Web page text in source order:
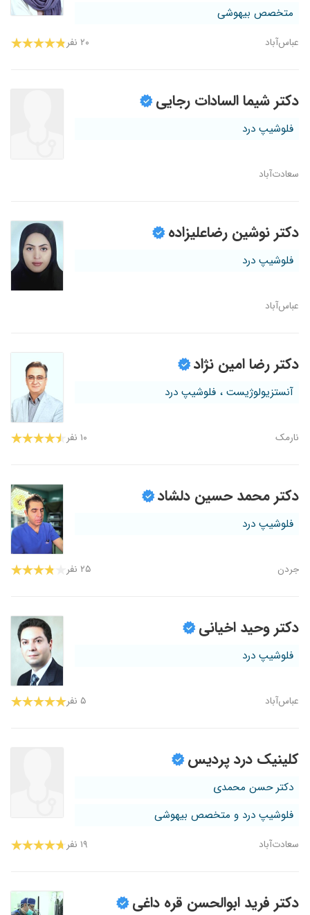
متخصص بیهوشی
عباس‌آباد ۲۰ نفر
دکتر شیما السادات رجایی
فلوشیپ درد
سعادت‌آباد
دکتر نوشین رضاعلیزاده
فلوشیپ درد
عباس‌آباد
دکتر رضا امین نژاد
آنستزیولوژیست ، فلوشیپ درد
نارمک ۱۰ نفر
دکتر محمد حسین دلشاد
فلوشیپ درد
جردن ۲۵ نفر
دکتر وحید اخیانی
فلوشیپ درد
عباس‌آباد ۵ نفر
کلینیک درد پردیس
دکتر حسن محمدی
فلوشیپ درد و متخصص بیهوشی
سعادت‌آباد ۱۹ نفر
دکتر فرید ابوالحسن قره داغی